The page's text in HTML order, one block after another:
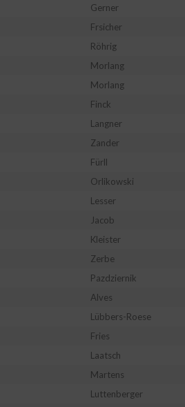
Gerner
Frsicher
Röhrig
Morlang
Morlang
Finck
Langner
Zander
Fürll
Orlikowski
Lesser
Jacob
Kleister
Zerbe
Pazdziernik
Alves
Lübbers-Roese
Fries
Laatsch
Martens
Luttenberger
zur Personalisierung von Inhalten
zur Auswahl personalisierter Inhalte
der Angebote
Daten zur Auswahl von Inhalten
Standortdaten